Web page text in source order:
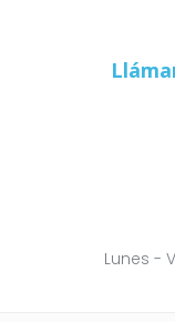
Lunes -